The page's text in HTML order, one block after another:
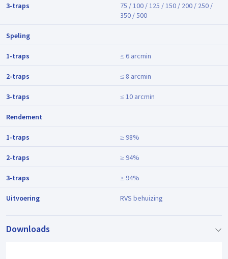
3-traps
75 / 100 / 125 / 150 / 200 / 250 /
350 / 500
Speling
1-traps ≤ 6 arcmin
2-traps ≤ 8 arcmin
3-traps ≤ 10 arcmin
Rendement
1-traps ≥ 98%
2-traps ≥ 94%
3-traps ≥ 94%
Uitvoering RVS behuizing
Downloads